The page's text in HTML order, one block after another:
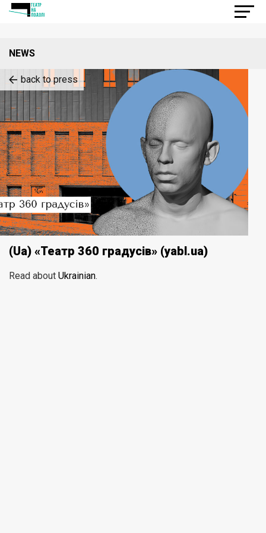
NEWS
back to press
(Ua) «Театр 360 градусів» (yabl.ua)
Read about Ukrainian.